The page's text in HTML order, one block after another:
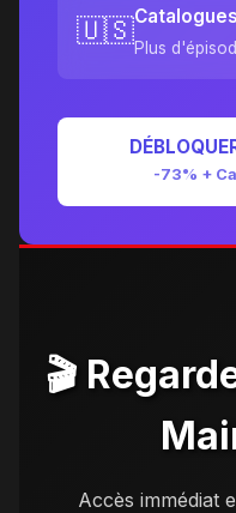
🇺🇸Plus
-73% +
🎬
Accès immédiat